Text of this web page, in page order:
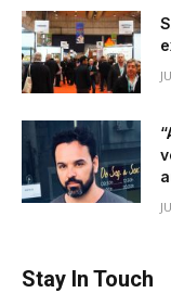
Stay In Touch